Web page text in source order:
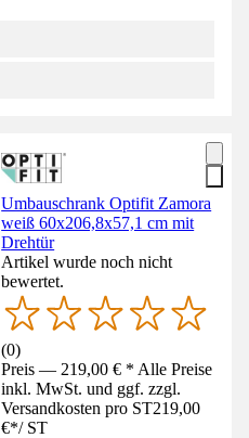
Umbauschrank Optifit Zamora
weiß 60x206,8x57,1 cm mit
Drehtür
Artikel wurde noch nicht
bewertet.
(0)
Preis — 219,00 € * Alle Preise
inkl. MwSt. und ggf. zzgl.
Versandkosten pro ST219,00
€*/ ST